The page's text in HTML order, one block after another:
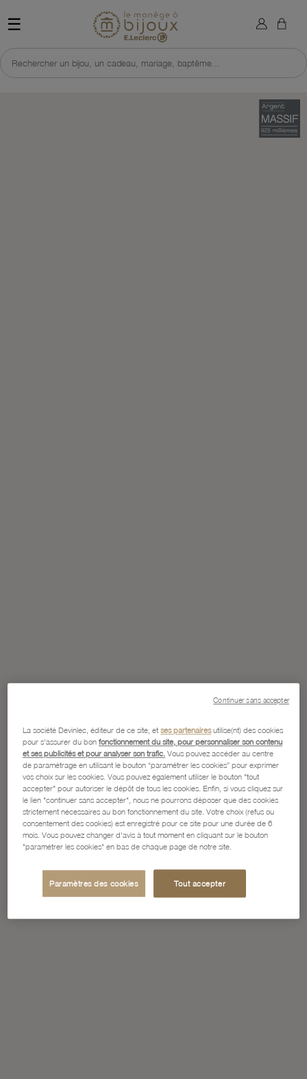
☰ Retour à l'accueil du site
Rechercher un bijou, un cadeau, mariage, baptême...
×
La société Devinlec, éditeur de ce site, etses partenairesutilise(nt) des cookies
pour s'assurer du bonfonctionnement du site, pour personnaliser son contenu
et ses publicités et pour analyser son trafic. Vous pouvez accéder au centre
de paramétrage en utilisant le bouton “paramétrer les cookies” pour exprimer
vos choix sur les cookies. Vous pouvez également utiliser le bouton "tout
accepter" pour autoriser le dépôt de tous les cookies. Enfin, si vous cliquez sur
le lien "continuer sans accepter", nous ne pourrons déposer que des cookies
strictement nécessaires au bon fonctionnement du site. Votre choix (refus ou
consentement des cookies) est enregistré pour ce site pour une durée de 6
mois. Vous pouvez changer d'avis à tout moment en cliquant sur le bouton
"paramétrer les cookies" en bas de chaque page de notre site.
Paramètres des cookies Tout accepter
Continuer sans accepter